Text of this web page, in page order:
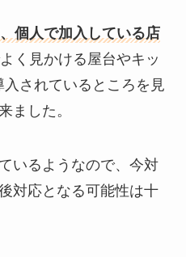
個人で加入している店
く見かける屋台やキッ
されているところを見
ました。
いるようなので、今対
対応となる可能性は十